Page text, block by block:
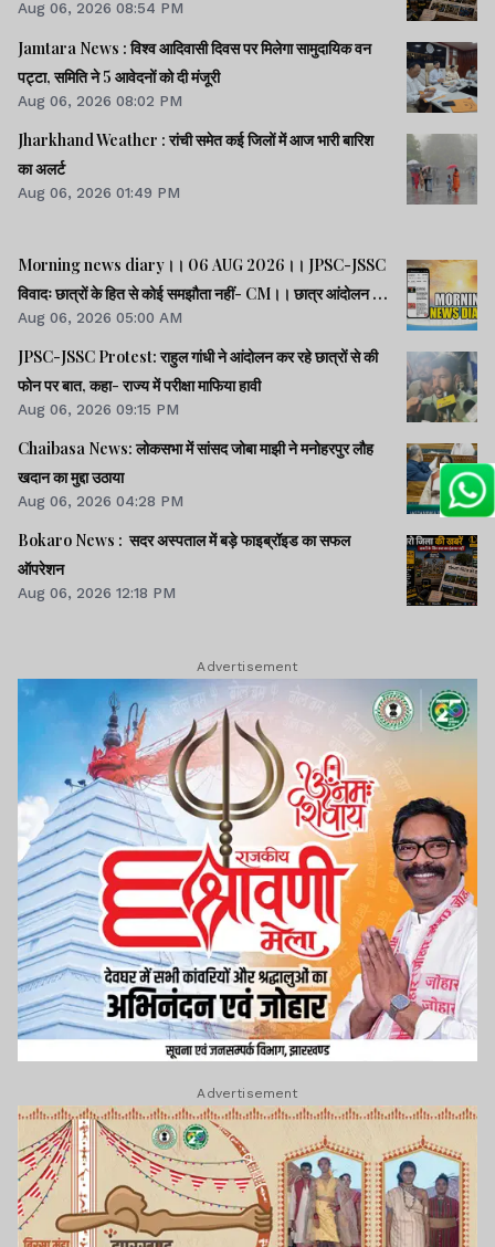
Aug 06, 2026 08:54 PM
Jamtara News : विश्व आदिवासी दिवस पर मिलेगा सामुदायिक वन
पट्टा, समिति ने 5 आवेदनों को दी मंजूरी
Aug 06, 2026 08:02 PM
Jharkhand Weather : रांची समेत कई जिलों में आज भारी बारिश
का अलर्ट
Aug 06, 2026 01:49 PM
Morning news diary।। 06 AUG 2026।। JPSC-JSSC
विवादः छात्रों के हित से कोई समझौता नहीं- CM।। छात्र आंदोलन के
समर्थन में झारखंड आएंगे अभिजीत दीपके।। जब तक अमित शाह सदन
में जवाब नहीं देते, चर्चा नहीं होगीः राहुल।। समेत कई खबरें व वीडियो.
Aug 06, 2026 05:00 AM
JPSC-JSSC Protest: राहुल गांधी ने आंदोलन कर रहे छात्रों से की
फोन पर बात, कहा- राज्य में परीक्षा माफिया हावी
Aug 06, 2026 09:15 PM
Chaibasa News: लोकसभा में सांसद जोबा माझी ने मनोहरपुर लौह
खदान का मुद्दा उठाया
Aug 06, 2026 04:28 PM
Bokaro News : सदर अस्पताल में बड़े फाइब्रॉइड का सफल
ऑपरेशन
Aug 06, 2026 12:18 PM
Advertisement
Advertisement